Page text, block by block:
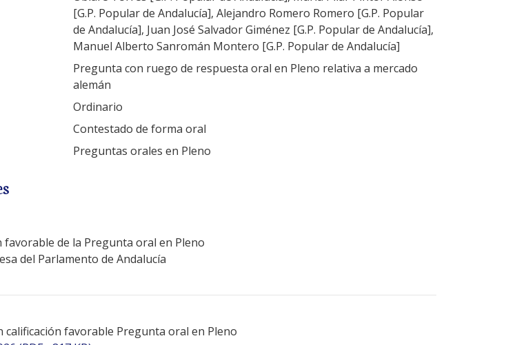
[G.P. Popular de Andalucía], Alejandro Romero Romero [G.P. Popular
de Andalucía], Juan José Salvador Giménez [G.P. Popular de Andalucía],
Manuel Alberto Sanromán Montero [G.P. Popular de Andalucía]
Pregunta con ruego de respuesta oral en Pleno relativa a mercado
alemán
Ordinario
Contestado de forma oral
Preguntas orales en Pleno
favorable de la Pregunta oral en Pleno
del Parlamento de Andalucía
calificación favorable Pregunta oral en Pleno